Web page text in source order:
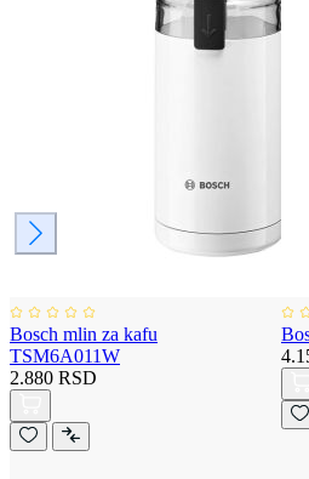
Bosch mlin za kafu
TSM6A011W
2.880 RSD